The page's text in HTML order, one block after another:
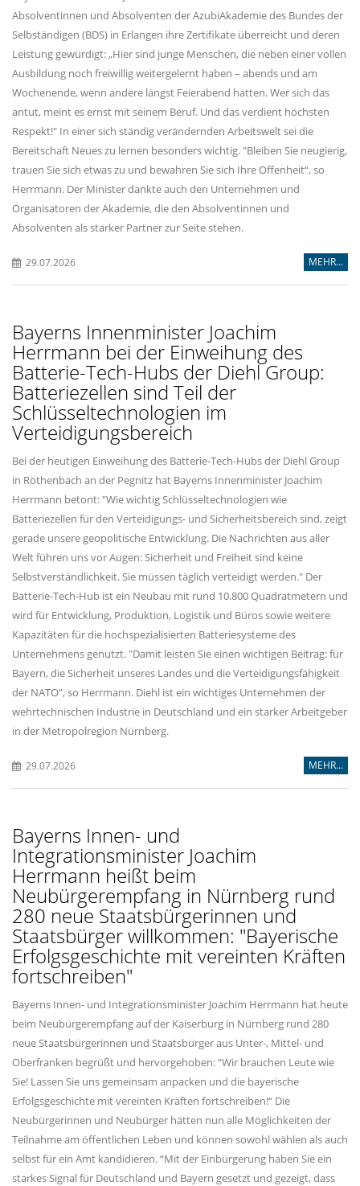
Absolventinnen und Absolventen der AzubiAkademie des Bundes der
Selbständigen (BDS) in Erlangen ihre Zertifikate überreicht und deren
Leistung gewürdigt: „Hier sind junge Menschen, die neben einer vollen
Ausbildung noch freiwillig weitergelernt haben – abends und am
Wochenende, wenn andere längst Feierabend hatten. Wer sich das
antut, meint es ernst mit seinem Beruf. Und das verdient höchsten
Respekt!" In einer sich ständig verändernden Arbeitswelt sei die
Bereitschaft Neues zu lernen besonders wichtig. "Bleiben Sie neugierig,
trauen Sie sich etwas zu und bewahren Sie sich Ihre Offenheit“, so
Herrmann. Der Minister dankte auch den Unternehmen und
Organisatoren der Akademie, die den Absolventinnen und
Absolventen als starker Partner zur Seite stehen.
29.07.2026 MEHR...
Bayerns Innenminister Joachim
Herrmann bei der Einweihung des
Batterie-Tech-Hubs der Diehl Group:
Batteriezellen sind Teil der
Schlüsseltechnologien im
Verteidigungsbereich
Bei der heutigen Einweihung des Batterie-Tech-Hubs der Diehl Group
in Röthenbach an der Pegnitz hat Bayerns Innenminister Joachim
Herrmann betont: "Wie wichtig Schlüsseltechnologien wie
Batteriezellen für den Verteidigungs- und Sicherheitsbereich sind, zeigt
gerade unsere geopolitische Entwicklung. Die Nachrichten aus aller
Welt führen uns vor Augen: Sicherheit und Freiheit sind keine
Selbstverständlichkeit. Sie müssen täglich verteidigt werden." Der
Batterie-Tech-Hub ist ein Neubau mit rund 10.800 Quadratmetern und
wird für Entwicklung, Produktion, Logistik und Büros sowie weitere
Kapazitäten für die hochspezialisierten Batteriesysteme des
Unternehmens genutzt. "Damit leisten Sie einen wichtigen Beitrag: für
Bayern, die Sicherheit unseres Landes und die Verteidigungsfähigkeit
der NATO", so Herrmann. Diehl ist ein wichtiges Unternehmen der
wehrtechnischen Industrie in Deutschland und ein starker Arbeitgeber
in der Metropolregion Nürnberg.
29.07.2026 MEHR...
Bayerns Innen- und
Integrationsminister Joachim
Herrmann heißt beim
Neubürgerempfang in Nürnberg rund
280 neue Staatsbürgerinnen und
Staatsbürger willkommen: "Bayerische
Erfolgsgeschichte mit vereinten Kräften
fortschreiben"
Bayerns Innen- und Integrationsminister Joachim Herrmann hat heute
beim Neubürgerempfang auf der Kaiserburg in Nürnberg rund 280
neue Staatsbürgerinnen und Staatsbürger aus Unter-, Mittel- und
Oberfranken begrüßt und hervorgehoben: “Wir brauchen Leute wie
Sie! Lassen Sie uns gemeinsam anpacken und die bayerische
Erfolgsgeschichte mit vereinten Kräften fortschreiben!“ Die
Neubürgerinnen und Neubürger hätten nun alle Möglichkeiten der
Teilnahme am öffentlichen Leben und können sowohl wählen als auch
selbst für ein Amt kandidieren. “Mit der Einbürgerung haben Sie ein
starkes Signal für Deutschland und Bayern gesetzt und gezeigt, dass